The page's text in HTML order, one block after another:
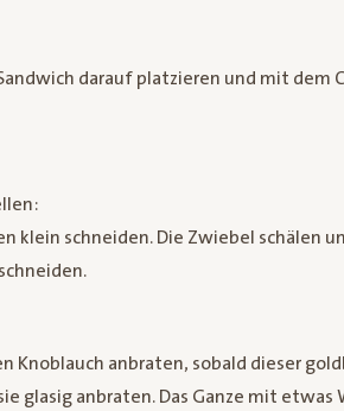
darauf platzieren und mit dem
klein schneiden. Die Zwiebel schälen
Knoblauch anbraten, sobald dieser
glasig anbraten. Das Ganze mit etwas